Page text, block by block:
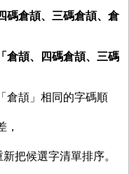
碼倉頡、三碼倉頡、倉
倉頡、四碼倉頡、三碼
倉頡」相同的字碼順
，
把候選字清單排序。